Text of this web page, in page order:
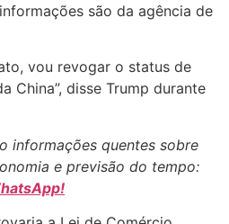
são da agência de
vou revogar o status de
China”, disse Trump durante
informações quentes sobre
e previsão do tempo: